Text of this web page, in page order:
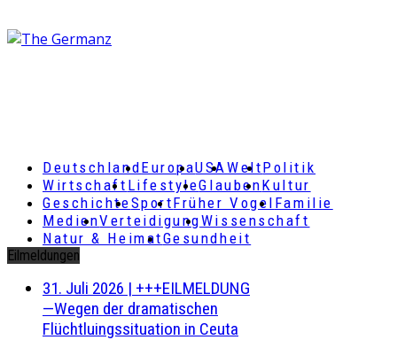
DeutschlandEuropaUSAWeltPolitik
Wirtschaft LifestyleGlaubenKultur
GeschichteSportFrüher Vogel Familie
MedienVerteidigungWissenschaft
Natur & HeimatGesundheit
Eilmeldungen
31. Juli 2026 | +++EILMELDUNG
—Wegen der dramatischen
Flüchtluingssituation in Ceuta